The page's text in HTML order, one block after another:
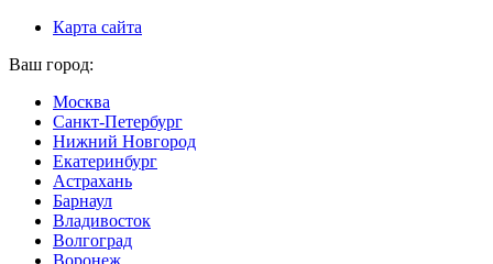
Карта сайта
Ваш город:
Москва
Санкт-Петербург
Нижний Новгород
Екатеринбург
Астрахань
Барнаул
Владивосток
Волгоград
Воронеж